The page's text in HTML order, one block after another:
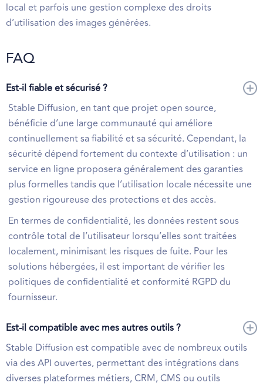
local et parfois une gestion complexe des droits
d’utilisation des images générées.
FAQ
Est-il fiable et sécurisé ?
Stable Diffusion, en tant que projet open source,
bénéficie d’une large communauté qui améliore
continuellement sa fiabilité et sa sécurité. Cependant, la
sécurité dépend fortement du contexte d’utilisation : un
service en ligne proposera généralement des garanties
plus formelles tandis que l’utilisation locale nécessite une
gestion rigoureuse des protections et des accès.
En termes de confidentialité, les données restent sous
contrôle total de l’utilisateur lorsqu’elles sont traitées
localement, minimisant les risques de fuite. Pour les
solutions hébergées, il est important de vérifier les
politiques de confidentialité et conformité RGPD du
fournisseur.
Est-il compatible avec mes autres outils ?
Stable Diffusion est compatible avec de nombreux outils
via des API ouvertes, permettant des intégrations dans
diverses plateformes métiers, CRM, CMS ou outils